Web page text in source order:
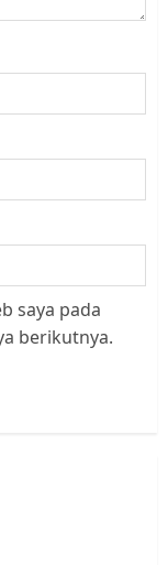
saya pada
berikutnya.
Warga
Ajukan